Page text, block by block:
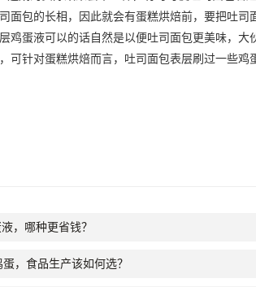
面包的长相，因此就会有蛋糕烘焙前，要把吐
鸡蛋液可以的话自然是以便吐司面包更美味，
可针对蛋糕烘焙而言，吐司面包表层刷过一些
，哪种更省钱？
，食品生产该如何选？